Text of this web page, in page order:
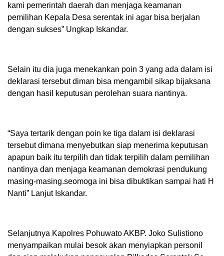
kami pemerintah daerah dan menjaga keamanan
pemilihan Kepala Desa serentak ini agar bisa berjalan
dengan sukses” Ungkap Iskandar.
Selain itu dia juga menekankan poin 3 yang ada dalam isi
deklarasi tersebut diman bisa mengambil sikap bijaksana
dengan hasil keputusan perolehan suara nantinya.
“Saya tertarik dengan poin ke tiga dalam isi deklarasi
tersebut dimana menyebutkan siap menerima keputusan
apapun baik itu terpilih dan tidak terpilih dalam pemilihan
nantinya dan menjaga keamanan demokrasi pendukung
masing-masing.seomoga ini bisa dibuktikan sampai hati H
Nanti” Lanjut Iskandar.
Selanjutnya Kapolres Pohuwato AKBP. Joko Sulistiono
menyampaikan mulai besok akan menyiapkan personil